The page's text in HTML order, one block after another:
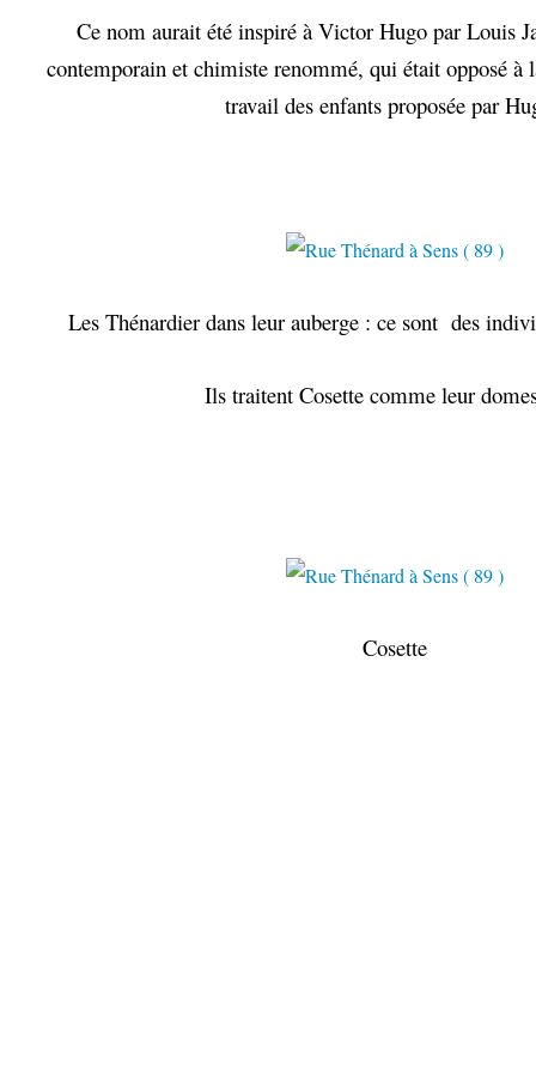
Ce nom aurait été inspiré à Victor Hugo par Louis
contemporain et chimiste renommé, qui était opposé à
travail des enfants proposée par
Les Thénardier dans leur auberge : ce sont des
Ils traitent Cosette comme leur
Cosette